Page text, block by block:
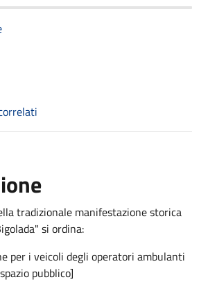
tradizionale manifestazione storica
si ordina:
per i veicoli degli operatori ambulanti
pubblico]